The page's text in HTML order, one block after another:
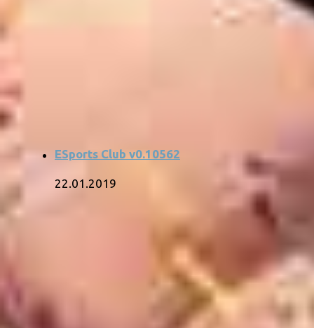
ESports Club v0.10562
22.01.2019